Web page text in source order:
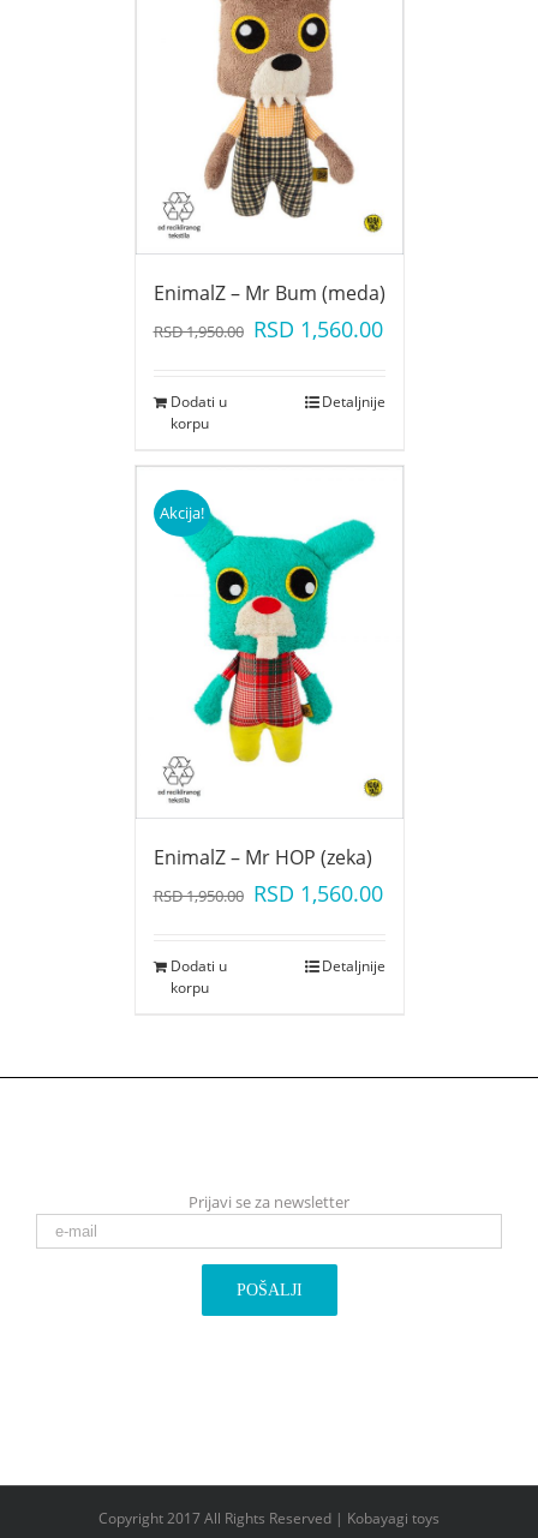
EnimalZ – Mr Bum (meda)
RSD1,950.00 RSD 1,560.00
Dodati u
korpu
Detaljnije
Akcija!
EnimalZ – Mr HOP (zeka)
RSD1,950.00 RSD 1,560.00
Dodati u
korpu
Detaljnije
Prijavi se za newsletter
Copyright 2017 All Rights Reserved | Kobayagi toys